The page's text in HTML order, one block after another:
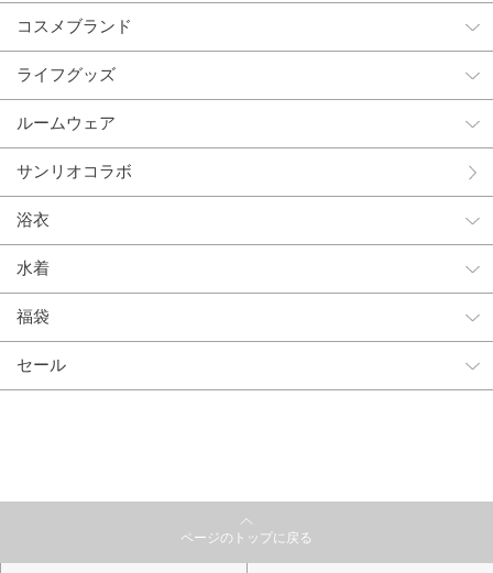
コスメブランド
ライフグッズ
ルームウェア
サンリオコラボ
浴衣
水着
福袋
セール
ページのトップに戻る